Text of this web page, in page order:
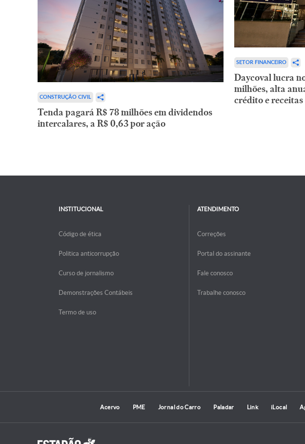
CONSTRUÇÃO CIVIL
Tenda pagará R$ 78 milhões em dividendos
intercalares, a R$ 0,63 por ação
SETOR FINANCEIRO
Daycoval lucra
milhões, alta
crédito e receitas
INSTITUCIONAL
Código de ética
Politica anticorrupção
Curso de jornalismo
Demonstrações Contábeis
Termo de uso
ATENDIMENTO
Correções
Portal do assinante
Fale conosco
Trabalhe conosco
Acervo PME Jornal do Carro Paladar Link iLocal